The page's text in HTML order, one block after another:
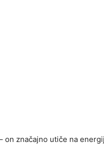
on značajno utiče na